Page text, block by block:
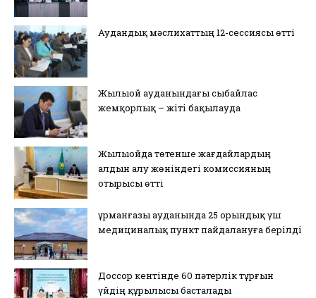
Аудандық мәслихаттың 12-сессиясы өтті
Жылыой ауданындағы сыбайлас
жемқорлық – жіті бақылауда
Жылыойда төтенше жағдайлардың
алдын алу жөніндегі комиссияның
отырысы өтті
Құрманғазы ауданында 25 орындық үш
медициналық пункт пайдалануға берілді
Доссор кентінде 60 пәтерлік тұрғын
үйдің құрылысы басталады